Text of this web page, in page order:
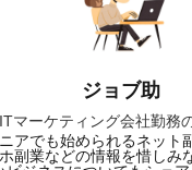
ジョブ助
ITマーケティング会社勤務
アでも始められるネット
副業などの情報を惜しみ